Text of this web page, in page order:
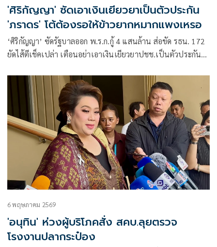
'ศิริกัญญา' ซัดเอาเงินเยียวยาเป็นตัวประกัน
'ภราดร' โต้ต้องรอให้ข้าวยากหมากแพงเหรอ
‘ศิริกัญญา’ ซัดรัฐบาลออก พ.ร.ก.กู้ 4 แสนล้าน ส่อขัด รธน. 172
ยัดไส้ตีเช็คเปล่า เตือนอย่าเอาเงินเยียวยาปชช.เป็นตัวประกัน
ขัดรธน.
6 พฤษภาคม 2569
'อนุทิน' ห่วงผู้บริโภคสั่ง สคบ.ลุยตรวจ
โรงงานปลากระป๋อง